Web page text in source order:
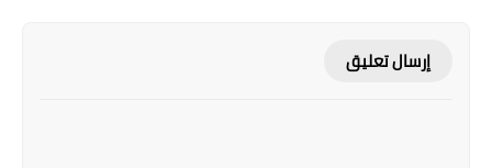
إرسال تعليق